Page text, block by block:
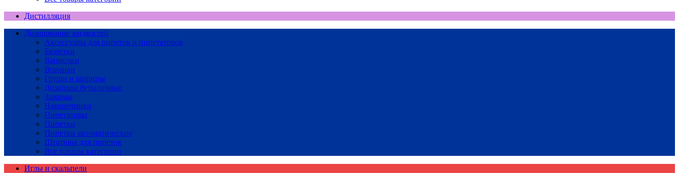
Дистилляция
Дозирование жидкостей
Аксессуары для пипеток и пипетаторов
Бюретки
Ванночки
Воронки
Груши и шприцы
Дозаторы бутылочные
Зажимы
Наконечники
Пипетаторы
Пипетки
Пипетки автоматические
Штативы для пипеток
Все товары категории
Иглы и скальпели